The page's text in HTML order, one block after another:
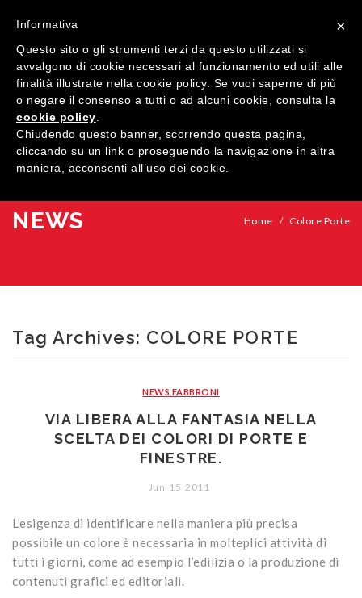
MENU
HOME
COMPANY
Wood
Doors
Studio Baciocchi
Solid wood doors
Wooden blinds
Zanzariere
CONTACTS
NEWS Home / Colore Porte
Tag Archives: COLORE PORTE
NEWS FABBRONI
VIA LIBERA ALLA FANTASIA NELLA
SCELTA DEI COLORI DI PORTE E
FINESTRE.
Jun 15 2011
L’esigenza di identificare nella maniera più precisa
possibile un colore è necessaria in molteplici attività di
tutti i giorni, come ad esempio l’edilizia o la produzione di
contenuti grafici ed editoriali.
×
Informativa
Questo sito o gli strumenti terzi da questo utilizzati si
avvalgono di cookie necessari al funzionamento ed utili alle
finalità illustrate nella cookie policy. Se vuoi saperne di più
o negare il consenso a tutti o ad alcuni cookie, consulta la
cookie policy
Chiudendo questo banner, scorrendo questa pagina,
cliccando su un link o proseguendo la navigazione in altra
maniera, acconsenti all’uso dei cookie.